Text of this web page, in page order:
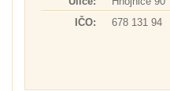
IČO:
678 131 94